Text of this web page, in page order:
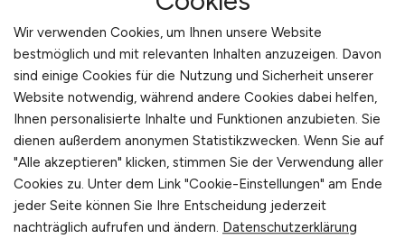
Jobs bei RegenerativKraftwerke
Harz RKWH GmbH & Co. KG
Jobs bei Regierungspräsidium
Tübingen
Jobs bei Reha-Klinik Usedom
Wir verwenden Cookies, um Ihnen unsere Website
bestmöglich und mit relevanten Inhalten anzuzeigen. Davon
sind einige Cookies für die Nutzung und Sicherheit unserer
Website notwendig, während andere Cookies dabei helfen,
Ihnen personalisierte Inhalte und Funktionen anzubieten. Sie
dienen außerdem anonymen Statistikzwecken. Wenn Sie auf
"Alle akzeptieren" klicken, stimmen Sie der Verwendung aller
Cookies zu. Unter dem Link "Cookie-Einstellungen" am Ende
jeder Seite können Sie Ihre Entscheidung jederzeit
nachträglich aufrufen und ändern. Datenschutzerklärung